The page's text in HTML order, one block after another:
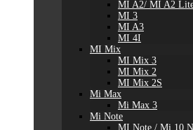
MI A2/ MI A2
MI 3
MI A3
MI 4I
MI Mix
MI Mix 3
MI Mix 2
MI Mix 2S
Mi Max
Mi Max 3
Mi Note
MI Note / Mi 10